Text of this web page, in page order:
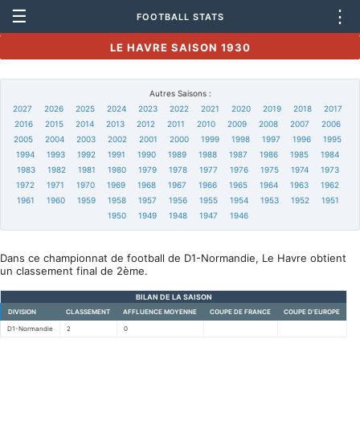
☰ FOOTBALL STATS ⋮
LE HAVRE SAISON 1930
Autres Saisons :
2027
2026 2025 2024 2023 2022 2021 2020 2019 2018
2017
2016
2015 2014 2013 2012 2011 2010 2009 2008 2007
2006
2005
2004 2003 2002 2001 2000 1999 1998 1997 1996
1995
1994
1993 1992 1991 1990 1989 1988 1987 1986 1985
1984
1983
1982 1981 1980 1979 1978 1977 1976 1975 1974
1973
1972
1971 1970 1969 1968 1967 1966 1965 1964 1963
1962
1961
1960 1959 1958 1957 1956 1955 1954 1953 1952
1951
1950
1949 1948 1947 1946
Dans ce championnat de football de D1-Normandie, Le Havre obtient
un classement final de 2ème.
BILAN DE LA SAISON
DIVISION CLASSEMENT AFFLUENCE MOYENNE COUPE DE FRANCE COUPE D'EUROPE
D1-Normandie 2 0